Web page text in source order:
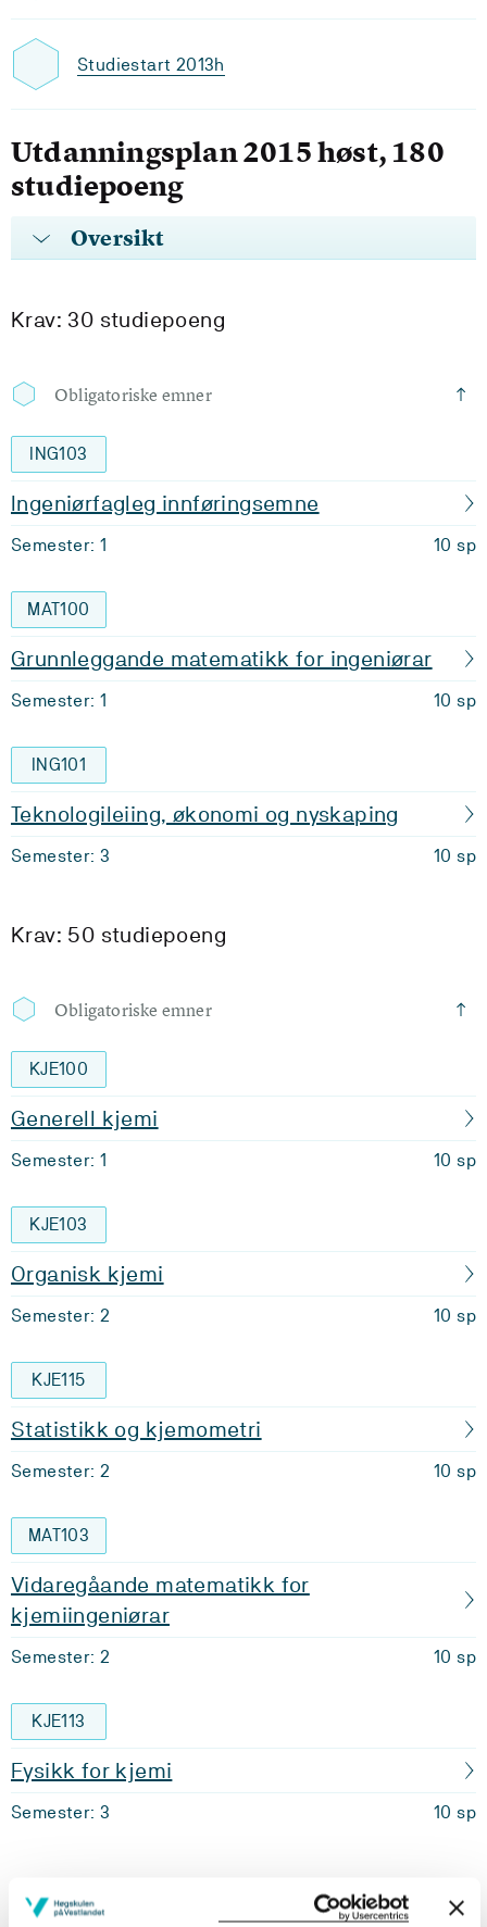
Studiestart 2013h
Utdanningsplan 2015 høst, 180
studiepoeng
Oversikt
Krav: 30 studiepoeng
Obligatoriske emner
ING103
Ingeniørfagleg innføringsemne
Semester: 1 10 sp
MAT100
Grunnleggande matematikk for ingeniørar
Semester: 1 10 sp
ING101
Teknologileiing, økonomi og nyskaping
Semester: 3 10 sp
Krav: 50 studiepoeng
Obligatoriske emner
KJE100
Generell kjemi
Semester: 1 10 sp
KJE103
Organisk kjemi
Semester: 2 10 sp
KJE115
Statistikk og kjemometri
Semester: 2 10 sp
MAT103
Vidaregåande matematikk for
kjemiingeniørar
Semester: 2 10 sp
KJE113
Fysikk for kjemi
Semester: 3 10 sp
Krav: 60 studiepoeng